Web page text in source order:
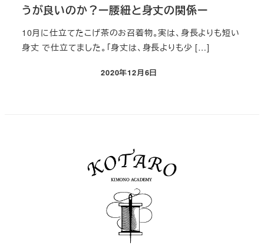
うが良いのか？ー腰紐と身丈の関係ー
10月に仕立てたこげ茶のお召着物。実は、身長よりも短い
身丈 で仕立てました。「身丈は、身長よりも少 […]
投稿日
2020年12月6日